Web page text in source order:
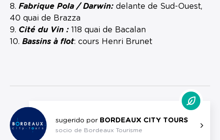
8. Fabrique Pola / Darwin: delante de Sud-Ouest,
40 quai de Brazza
9. Cité du Vin : 118 quai de Bacalan
10. Bassins à flot: cours Henri Brunet
sugerido por BORDEAUX CITY TOURS
socio de Bordeaux Tourisme